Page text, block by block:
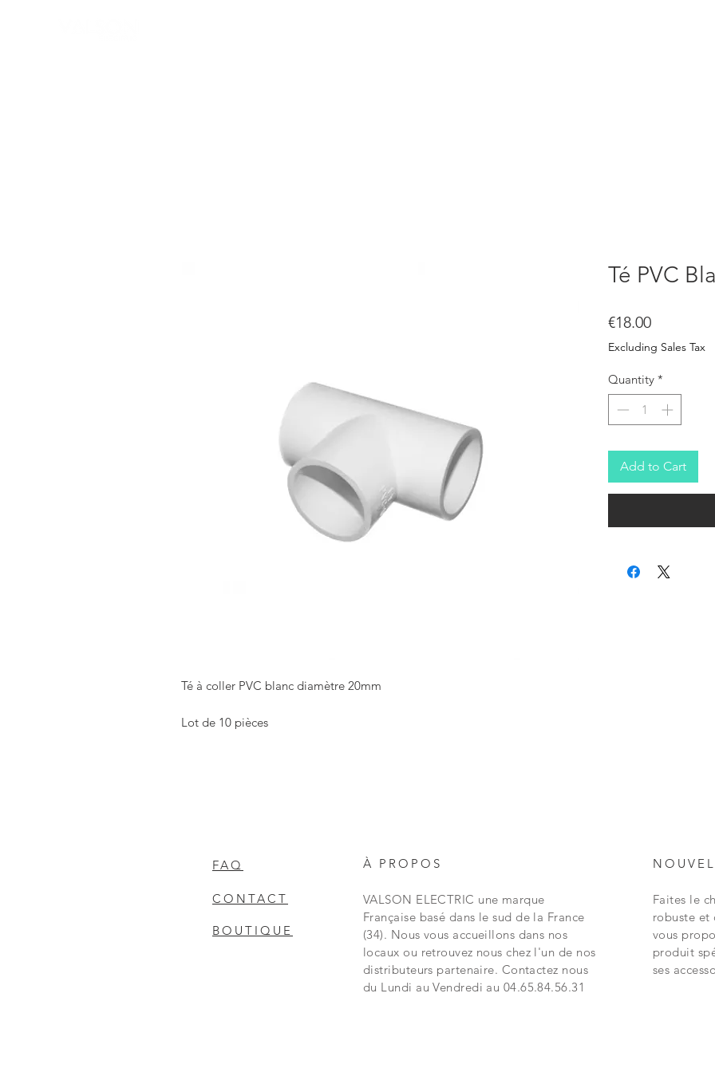
Té à coller PVC blanc diamètre 20mm
Lot de 10 pièces
Té PVC
€18.00Price
Excluding Sales Tax
Quantity *
Add to Cart
FAQ
CONTACT
BOUTIQUE
À PROPOS
VALSON ELECTRIC une marque
Française basé dans le sud de la France
(34). Nous vous accueillons dans nos
locaux ou retrouvez nous chez l'un de nos
distributeurs partenaire. Contactez nous
du Lundi au Vendredi au 04.65.84.56.31
Faites le
robuste et
vous
produit
ses